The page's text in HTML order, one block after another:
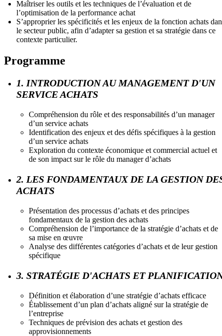
Maîtriser les outils et les techniques de l’évaluation et de
l’optimisation de la performance achat
S’approprier les spécificités et les enjeux de la fonction achats
le secteur public, afin d’adapter sa gestion et sa stratégie dans ce
contexte particulier.
Programme
1. INTRODUCTION AU MANAGEMENT D'UN
SERVICE ACHATS
Compréhension du rôle et des responsabilités d’un manager
d’un service achats
Identification des enjeux et des défis spécifiques à la gestion
d’un service achats
Exploration du contexte économique et commercial actuel et
de son impact sur le rôle du manager d’achats
2. LES FONDAMENTAUX DE LA GESTION
ACHATS
Présentation des processus d’achats et des principes
fondamentaux de la gestion des achats
Compréhension de l’importance de la stratégie d’achats et de
sa mise en œuvre
Analyse des différentes catégories d’achats et de leur gestion
spécifique
3. STRATÉGIE D'ACHATS ET
Définition et élaboration d’une stratégie d’achats efficace
Établissement d’un plan d’achats aligné sur la stratégie de
l’entreprise
Techniques de prévision des achats et gestion des
approvisionnements